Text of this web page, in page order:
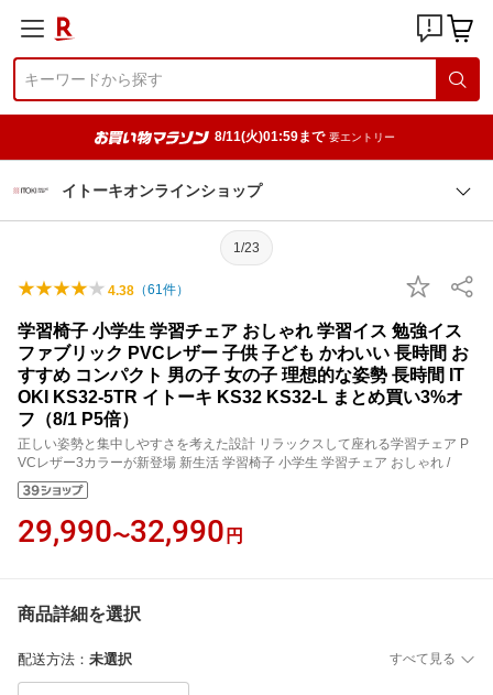
8/11(火)01:59まで 要エントリー
イトーキオンラインショップ
1/23
4.38 （61件）
学習椅子 小学生 学習チェア おしゃれ 学習イス 勉強イス
ファブリック PVCレザー 子供 子ども かわいい 長時間 お
すすめ コンパクト 男の子 女の子 理想的な姿勢 長時間 IT
OKI KS32-5TR イトーキ KS32 KS32-L まとめ買い3%オ
フ（8/1 P5倍）
正しい姿勢と集中しやすさを考えた設計 リラックスして座れる学習チェア P
VCレザー3カラーが新登場 新生活 学習椅子 小学生 学習チェア おしゃれ /
29,990〜32,990 円
商品詳細を選択
配送方法 ： 未選択 すべて見る